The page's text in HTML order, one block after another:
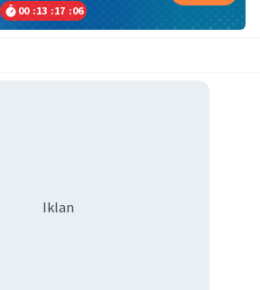
00 :13 :17 :06
Iklan